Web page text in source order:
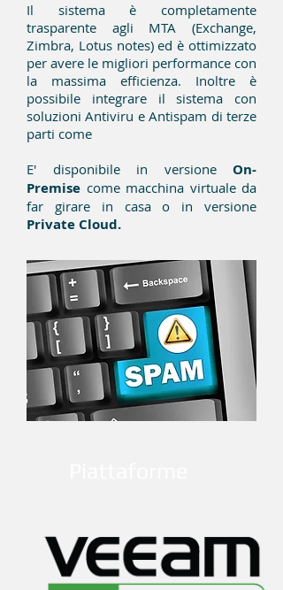
Il sistema è completamente
trasparente agli MTA (Exchange,
Zimbra, Lotus notes) ed è ottimizzato
per avere le migliori performance con
la massima efficienza. Inoltre è
possibile integrare il sistema con
soluzioni Antiviru e Antispam di terze
parti come
E' disponibile in versione On-
Premise come macchina virtuale da
far girare in casa o in versione
Private Cloud.